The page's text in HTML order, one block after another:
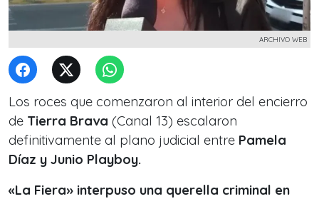
ARCHIVO WEB
Los roces que comenzaron al interior del encierro
de Tierra Brava (Canal 13) escalaron
definitivamente al plano judicial entre Pamela
Díaz y Junio Playboy.
«La Fiera» interpuso una querella criminal en